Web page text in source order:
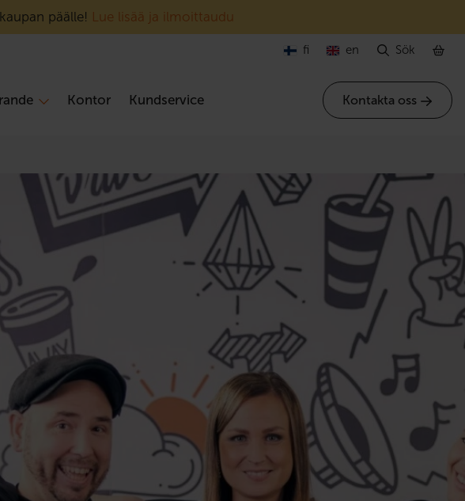
päälle! Lue lisää ja ilmoittaudu
Kontor Kundservice Kontakta oss
fi en Sök